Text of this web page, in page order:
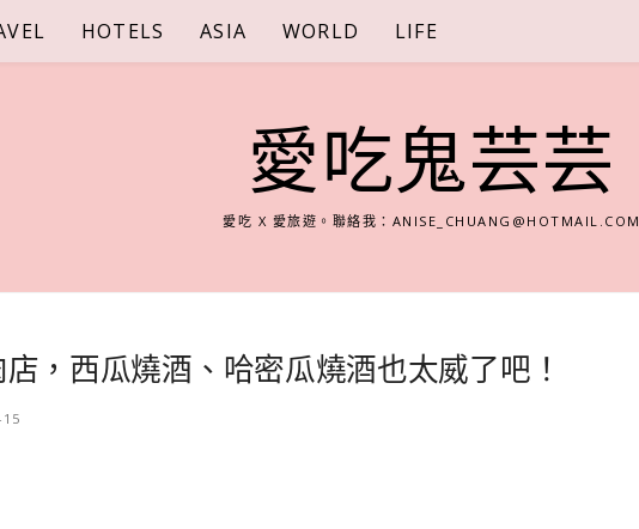
HOTELS ASIA WORLD LIFE
愛吃鬼芸芸
愛吃 X 愛旅遊。聯絡我： ANISE_CHUANG@HOTMAIL.COM
，西瓜燒酒、哈密瓜燒酒也太威了吧！